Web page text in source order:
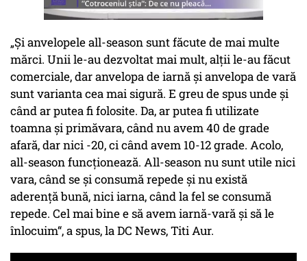
„Și anvelopele all-season sunt făcute de mai multe
mărci. Unii le-au dezvoltat mai mult, alții le-au făcut
comerciale, dar anvelopa de iarnă și anvelopa de vară
sunt varianta cea mai sigură. E greu de spus unde și
când ar putea fi folosite. Da, ar putea fi utilizate
toamna și primăvara, când nu avem 40 de grade
afară, dar nici -20, ci când avem 10-12 grade. Acolo,
all-season funcționează. All-season nu sunt utile nici
vara, când se și consumă repede și nu există
aderență bună, nici iarna, când la fel se consumă
repede. Cel mai bine e să avem iarnă-vară și să le
înlocuim“, a spus, la DC News, Titi Aur.